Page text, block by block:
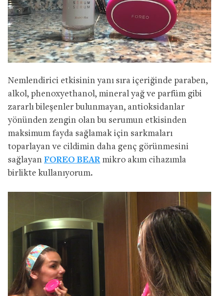
Nemlendirici etkisinin yanı sıra içeriğinde paraben,
alkol, phenoxyethanol, mineral yağ ve parfüm gibi
zararlı bileşenler bulunmayan, antioksidanlar
yönünden zengin olan bu serumun etkisinden
maksimum fayda sağlamak için sarkmaları
toparlayan ve cildimin daha genç görünmesini
sağlayan FOREO BEAR mikro akım cihazımla
birlikte kullanıyorum.